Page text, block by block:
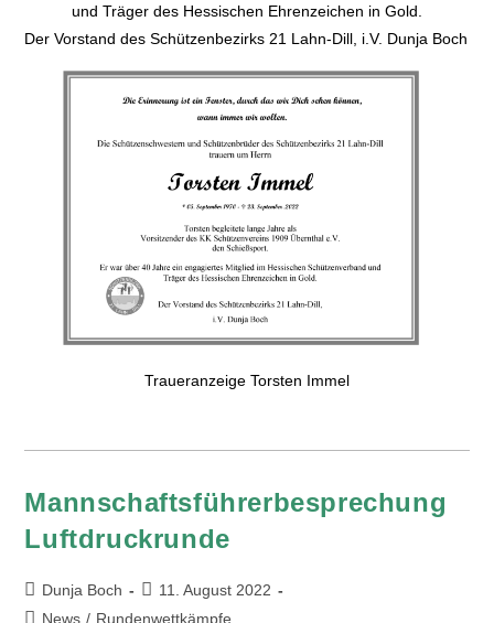
und Träger des Hessischen Ehrenzeichen in Gold.
Der Vorstand des Schützenbezirks 21 Lahn-Dill, i.V. Dunja Boch
Traueranzeige Torsten Immel
Mannschaftsführerbesprechung
Luftdruckrunde
Dunja Boch
11. August 2022
News / Rundenwettkämpfe